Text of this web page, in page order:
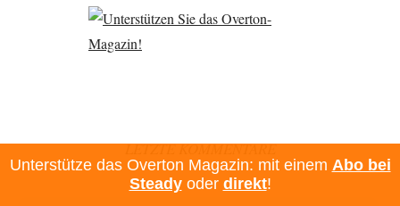
LETZTE KOMMENTARE
Unterstütze das Overton Magazin: mit einem Abo bei
Steadyoder direkt!